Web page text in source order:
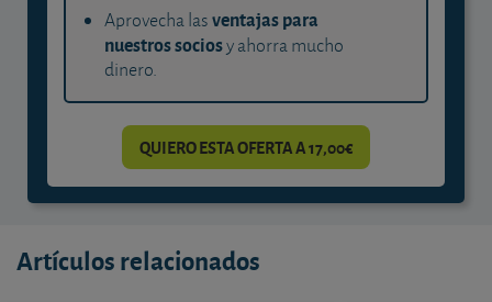
Aprovecha lasventajas para
nuestros sociosy ahorra mucho
dinero.
QUIERO ESTA OFERTA A 17,00€
Artículos relacionados